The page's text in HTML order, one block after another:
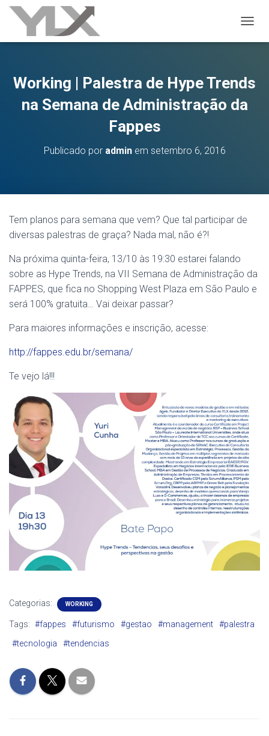
Working | Palestra de Hype Trends
na Semana de Administração da
Fappes
Publicado por adminem setembro 6, 2016
Tem planos para semana que vem? Que tal participar de
diversas palestras de graça? Nada mal, não é?!
Na próxima quinta-feira, 13/10 às 19:30 estarei falando
sobre as Hype Trends, na VII Semana de Administração da
FAPPES, que fica no Shopping West Plaza em São Paulo e
será 100% gratuita… Vai deixar passar?
Para maiores informações e inscrição, acesse:
http://fappes.edu.br/semana/
Te vejo lá!!!
Categorias: WORKING
Tags: #fappes #futurismo #gestao #management
#palestra
#tecnologia
#tendencias